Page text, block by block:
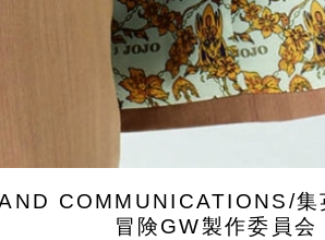
COMMUNICATIONS/集
冒険GW製作委員会